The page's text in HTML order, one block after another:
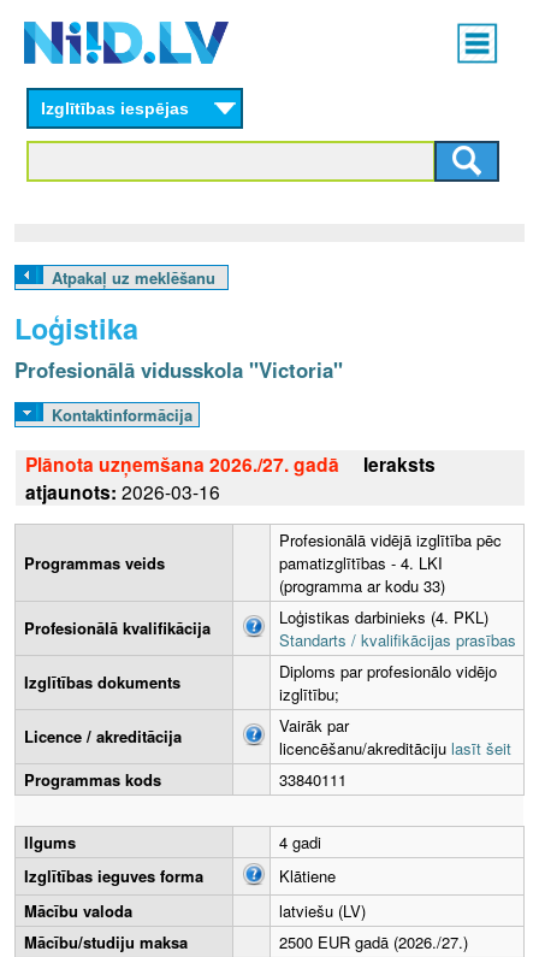
content
Main
menu
L
V
Izglītības iespējas
Atpakaļ uz meklēšanu
Loģistika
Profesionālā vidusskola "Victoria"
Kontaktinformācija
Plānota uzņemšana 2026./27. gadā
Ieraksts
atjaunots: 2026-03-16
Programmas veids
Profesionālā vidējā izglītība pēc
pamatizglītības - 4. LKI
(programma ar kodu 33)
Profesionālā kvalifikācija
Loģistikas darbinieks (4. PKL)
Standarts / kvalifikācijas prasības
Izglītības dokuments
Diploms par profesionālo vidējo
izglītību;
Licence / akreditācija
Vairāk par
licencēšanu/akreditāciju lasīt šeit
Programmas kods
33840111
Ilgums
4 gadi
Izglītības ieguves forma
Klātiene
Mācību valoda
latviešu (LV)
Mācību/studiju maksa
2500 EUR gadā (2026./27.)